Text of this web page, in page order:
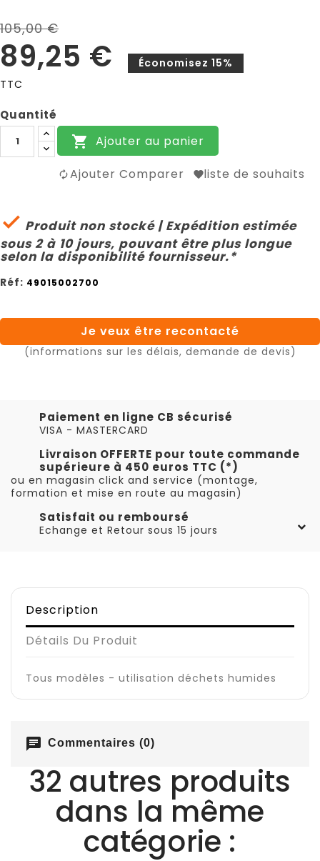
105,00 €
89,25 €
Économisez 15%
TTC
Quantité
 Ajouter au panier
Ajouter Comparer liste de souhaits
 Produit non stocké | Expédition estimée
sous 2 à 10 jours, pouvant être plus longue
selon la disponibilité fournisseur.*
Réf: 49015002700
Je veux être recontacté
(informations sur les délais, demande de devis)
Paiement en ligne CB sécurisé
VISA - MASTERCARD
Livraison OFFERTE pour toute commande
supérieure à 450 euros TTC (*)
ou en magasin click and service (montage,
formation et mise en route au magasin)
Satisfait ou remboursé
Echange et Retour sous 15 jours
Description
Détails Du Produit
Tous modèles - utilisation déchets humides
chat Commentaires (0)
32 autres produits
dans la même
catégorie :